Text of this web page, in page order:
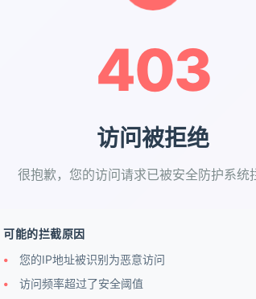
403
访问被拒绝
很抱歉，您的访问请求已被安全防护系统
可能的拦截原因
您的IP地址被识别为恶意访问
访问频率超过了安全阈值